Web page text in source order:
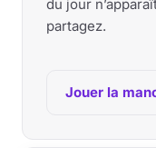
du jour
partagez.
Jouer la